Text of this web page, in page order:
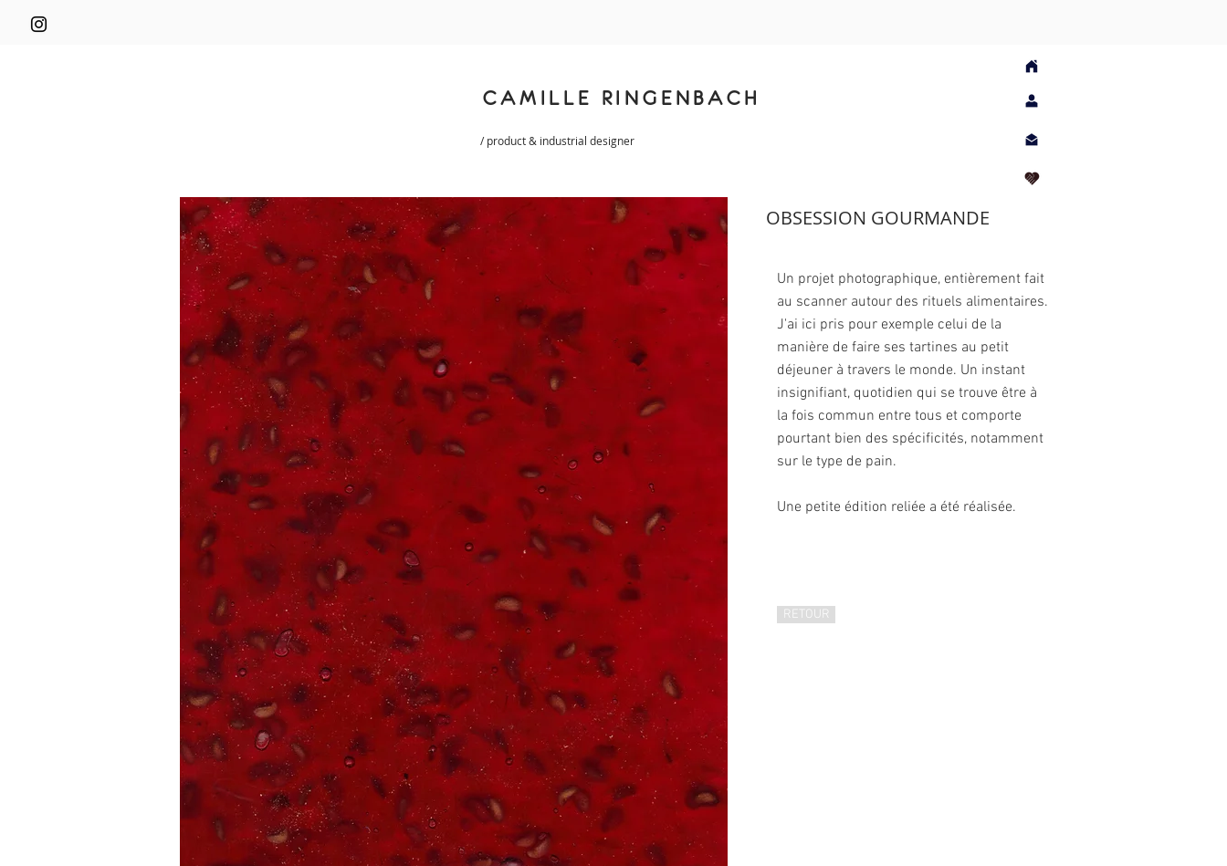
CAMILLE RINGENBACH
/ product & industrial designer
OBSESSION GOURMANDE
Un projet photographique, entièrement fait
au scanner autour des rituels alimentaires.
J'ai ici pris pour exemple celui de la
manière de faire ses tartines au petit
déjeuner à travers le monde. Un instant
insignifiant, quotidien qui se trouve être à
la fois commun entre tous et comporte
pourtant bien des spécificités, notamment
sur le type de pain.
Une petite édition reliée a été réalisée.
RETOUR